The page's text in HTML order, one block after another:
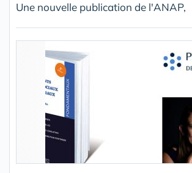
Une nouvelle publication de l'ANAP,